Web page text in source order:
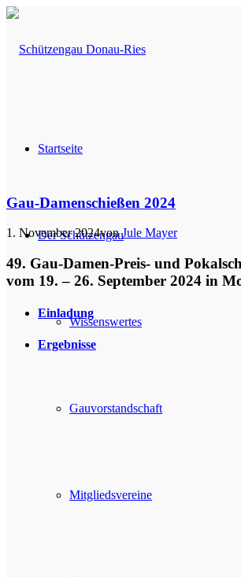
Startseite
Der Schützengau
Wissenswertes
Gauvorstandschaft
Mitgliedsvereine
Gau-Damenschießen 2024
1. November 2024vonJule Mayer
49. Gau-Damen-Preis- und
vom 19. – 26. September 2024 in
Einladung
Ergebnisse